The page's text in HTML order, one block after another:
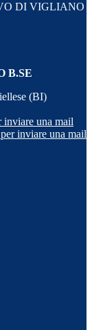
DI VIGLIANO
B.SE
(BI)
inviare una mail
inviare una mail